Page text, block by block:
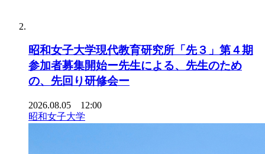
昭和女子大学現代教育研究所「先３」第４期
参加者募集開始ー先生による、先生のため
の、先回り研修会ー
2026.08.05 12:00
昭和女子大学